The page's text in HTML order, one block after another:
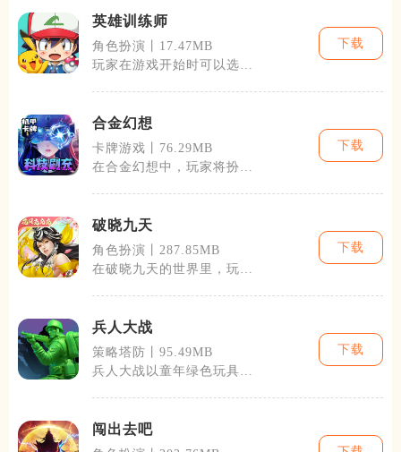
英雄训练师
角色扮演丨17.47MB
玩家在游戏开始时可以选择
下载
合金幻想
卡牌游戏丨76.29MB
在合金幻想中，玩家将扮演
下载
破晓九天
角色扮演丨287.85MB
在破晓九天的世界里，玩家
下载
兵人大战
策略塔防丨95.49MB
兵人大战以童年绿色玩具小
下载
闯出去吧